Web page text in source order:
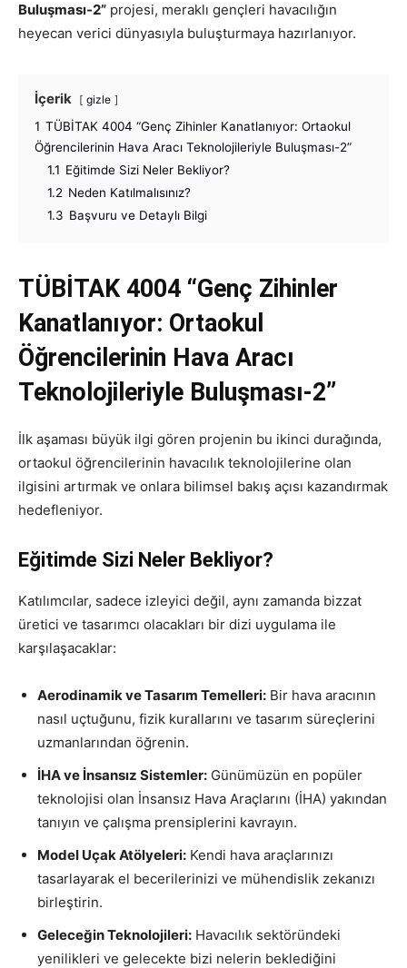
Buluşması-2” projesi, meraklı gençleri havacılığın
heyecan verici dünyasıyla buluşturmaya hazırlanıyor.
İçerik gizle
1 TÜBİTAK 4004 “Genç Zihinler Kanatlanıyor: Ortaokul
Öğrencilerinin Hava Aracı Teknolojileriyle Buluşması-2”
1.1 Eğitimde Sizi Neler Bekliyor?
1.2 Neden Katılmalısınız?
1.3 Başvuru ve Detaylı Bilgi
TÜBİTAK 4004 “Genç Zihinler
Kanatlanıyor: Ortaokul
Öğrencilerinin Hava Aracı
Teknolojileriyle Buluşması-2”
İlk aşaması büyük ilgi gören projenin bu ikinci durağında,
ortaokul öğrencilerinin havacılık teknolojilerine olan
ilgisini artırmak ve onlara bilimsel bakış açısı kazandırmak
hedefleniyor.
Eğitimde Sizi Neler Bekliyor?
Katılımcılar, sadece izleyici değil, aynı zamanda bizzat
üretici ve tasarımcı olacakları bir dizi uygulama ile
karşılaşacaklar:
Aerodinamik ve Tasarım Temelleri: Bir hava aracının
nasıl uçtuğunu, fizik kurallarını ve tasarım süreçlerini
uzmanlarından öğrenin.
İHA ve İnsansız Sistemler: Günümüzün en popüler
teknolojisi olan İnsansız Hava Araçlarını (İHA) yakından
tanıyın ve çalışma prensiplerini kavrayın.
Model Uçak Atölyeleri: Kendi hava araçlarınızı
tasarlayarak el becerilerinizi ve mühendislik zekanızı
birleştirin.
Geleceğin Teknolojileri: Havacılık sektöründeki
yenilikleri ve gelecekte bizi nelerin beklediğini